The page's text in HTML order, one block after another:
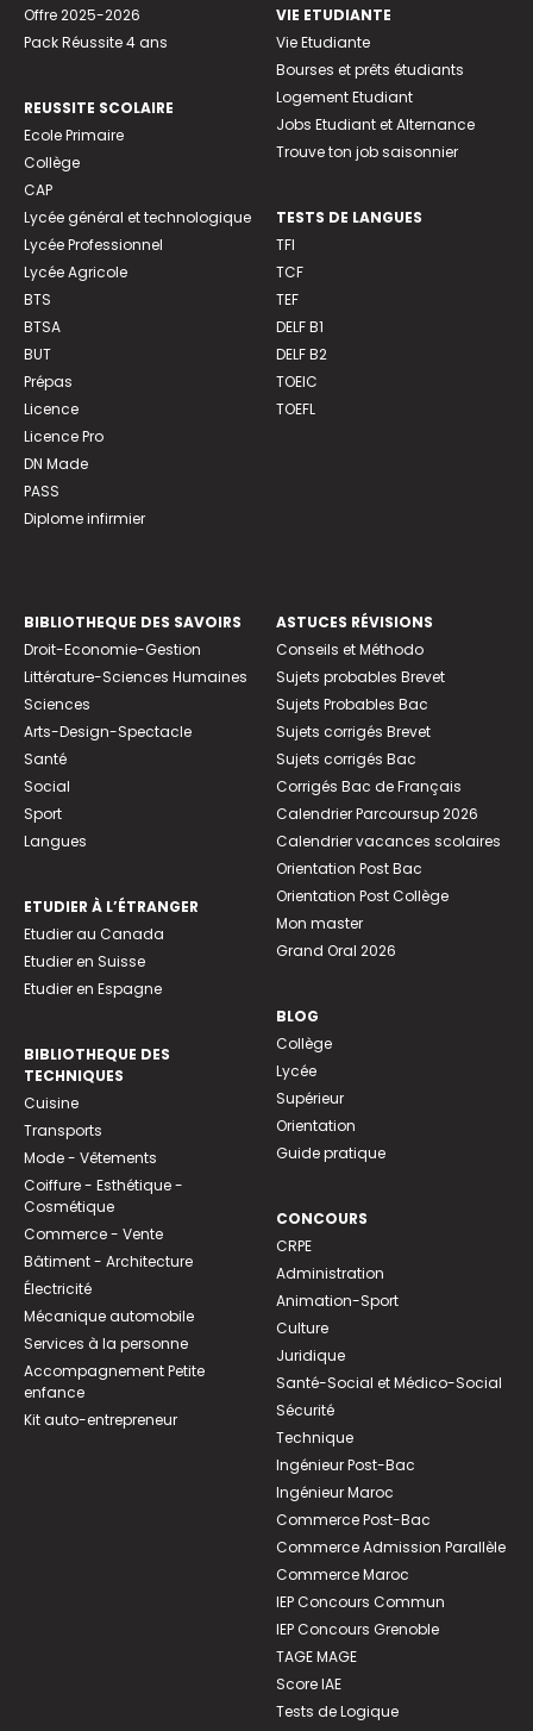
Offre 2025-2026
Pack Réussite 4 ans
REUSSITE SCOLAIRE
Ecole Primaire
Collège
CAP
Lycée général et technologique
Lycée Professionnel
Lycée Agricole
BTS
BTSA
BUT
Prépas
Licence
Licence Pro
DN Made
PASS
Diplome infirmier
VIE ETUDIANTE
Vie Etudiante
Bourses et prêts étudiants
Logement Etudiant
Jobs Etudiant et Alternance
Trouve ton job saisonnier
TESTS DE LANGUES
TFI
TCF
TEF
DELF B1
DELF B2
TOEIC
TOEFL
BIBLIOTHEQUE DES SAVOIRS
Droit-Economie-Gestion
Littérature-Sciences Humaines
Sciences
Arts-Design-Spectacle
Santé
Social
Sport
Langues
ETUDIER À L’ÉTRANGER
Etudier au Canada
Etudier en Suisse
Etudier en Espagne
BIBLIOTHEQUE DES
TECHNIQUES
Cuisine
Transports
Mode - Vêtements
Coiffure - Esthétique -
Cosmétique
Commerce - Vente
Bâtiment - Architecture
Électricité
Mécanique automobile
Services à la personne
Accompagnement Petite
enfance
Kit auto-entrepreneur
ASTUCES RÉVISIONS
Conseils et Méthodo
Sujets probables Brevet
Sujets Probables Bac
Sujets corrigés Brevet
Sujets corrigés Bac
Corrigés Bac de Français
Calendrier Parcoursup 2026
Calendrier vacances scolaires
Orientation Post Bac
Orientation Post Collège
Mon master
Grand Oral 2026
BLOG
Collège
Lycée
Supérieur
Orientation
Guide pratique
CONCOURS
CRPE
Administration
Animation-Sport
Culture
Juridique
Santé-Social et Médico-Social
Sécurité
Technique
Ingénieur Post-Bac
Ingénieur Maroc
Commerce Post-Bac
Commerce Admission Parallèle
Commerce Maroc
IEP Concours Commun
IEP Concours Grenoble
TAGE MAGE
Score IAE
Tests de Logique